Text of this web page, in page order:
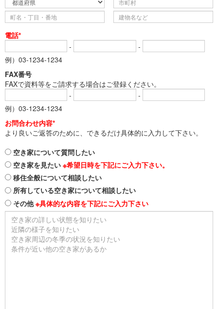
電話*
-
-
例）03-1234-1234
FAX番号
FAXで資料等をご請求する場合はご登録ください。
-
-
例）03-1234-1234
お問合わせ内容*
より良いご返答のために、できるだけ具体的に入力して下さい。
空き家について質問したい
空き家を見たい ※希望日時を下記にご入力下さい。
移住全般について相談したい
所有している空き家について相談したい
その他※具体的な内容を下記にご入力下さい